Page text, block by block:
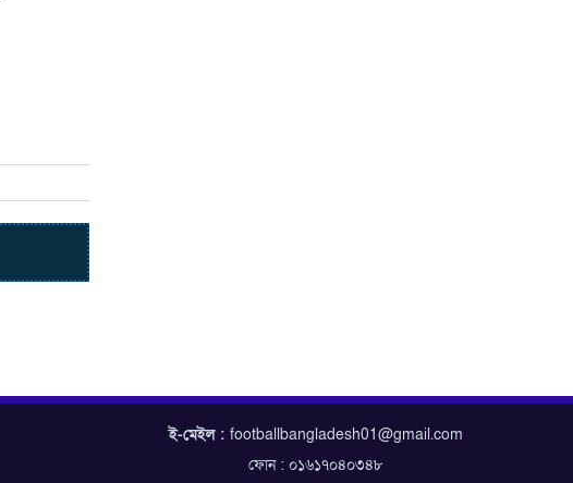
ই-মেইল : footballbangladesh01@gmail.com
ফোন : ০১৬১৭০৪০৩৪৮